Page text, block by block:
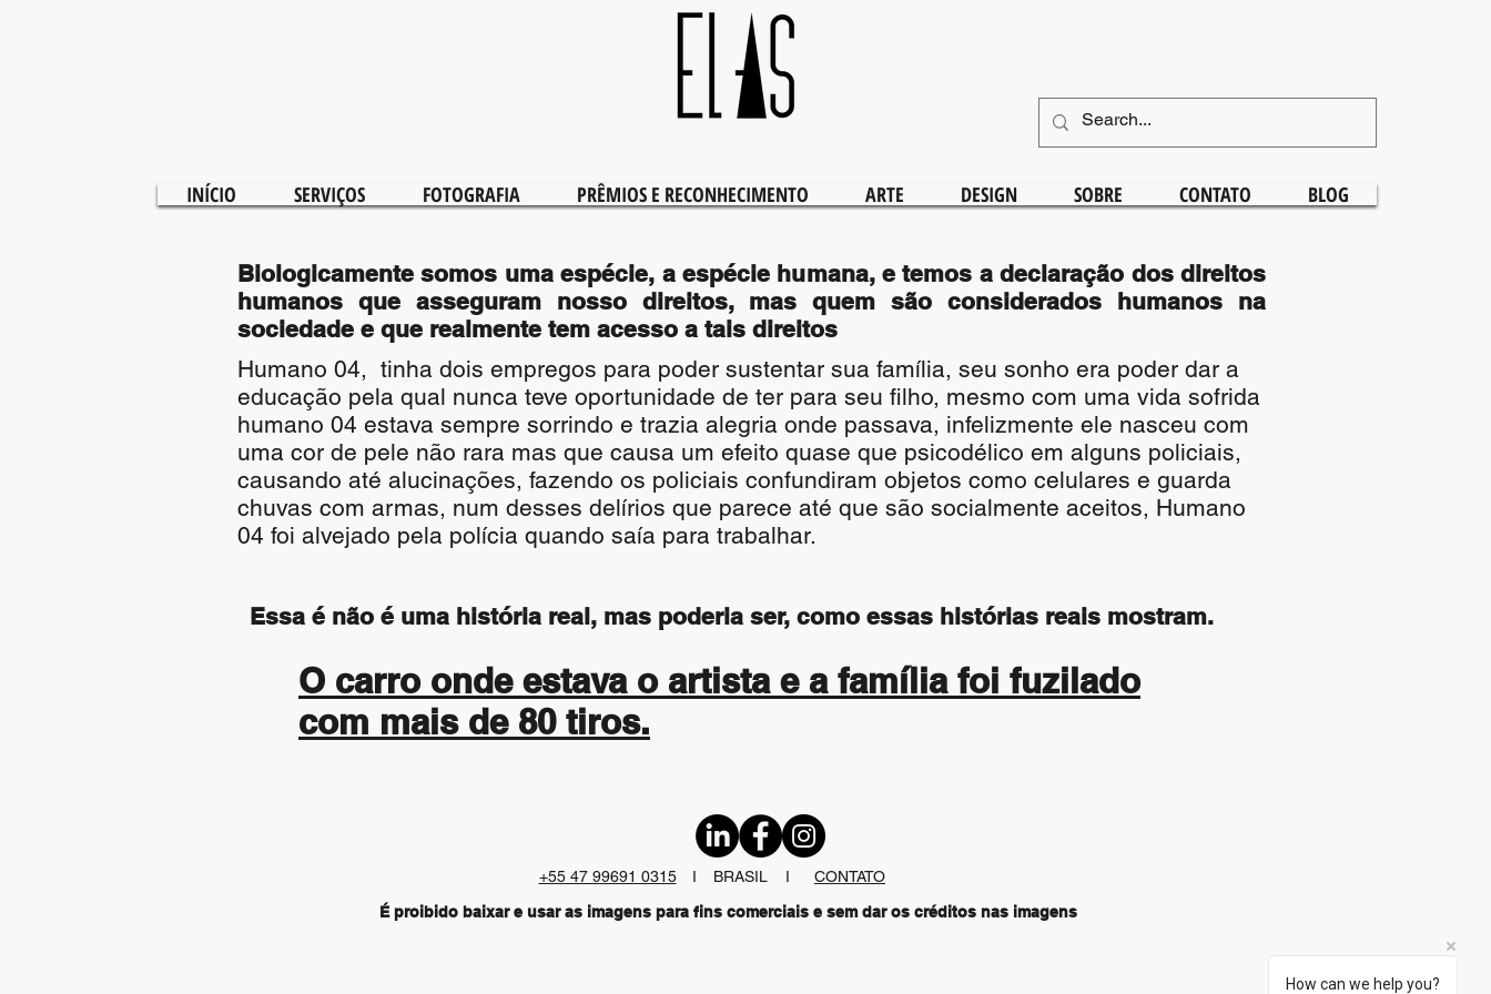
INÍCIO SERVIÇOS FOTOGRAFIA PRÊMIOS E RECONHECIMENTO ARTE DESIGN SOBRE CONTATO BLOG
Biologicamente somos uma espécie, a espécie humana, e temos a declaração dos direitos
humanos que asseguram nosso direitos, mas quem são considerados humanos na
sociedade e que realmente tem acesso a tais direitos
Humano 04, tinha dois empregos para poder sustentar sua família, seu sonho era poder dar a
educação pela qual nunca teve oportunidade de ter para seu filho, mesmo com uma vida sofrida
humano 04 estava sempre sorrindo e trazia alegria onde passava, infelizmente ele nasceu com
uma cor de pele não rara mas que causa um efeito quase que psicodélico em alguns policiais,
causando até alucinações, fazendo os policiais confundiram objetos como celulares e guarda
chuvas com armas, num desses delírios que parece até que são socialmente aceitos, Humano
04 foi alvejado pela polícia quando saía para trabalhar.
Essa é não é uma história real, mas poderia ser, como essas histórias reais mostram.
O carro onde estava o artista e a família foi fuzilado
com mais de 80 tiros.
+55 47 99691 0315 BRASIL CONTATO
I I
É proibido baixar e usar as imagens para fins comerciais e sem dar os créditos nas imagens
How can we help you?